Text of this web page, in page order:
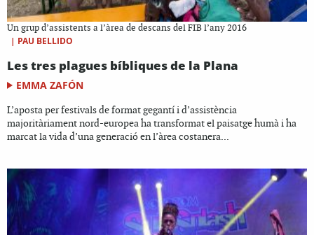
Un grup d’assistents a l’àrea de descans del FIB l’any 2016
| PAU BELLIDO
Les tres plagues bíbliques de la Plana
EMMA ZAFÓN
L’aposta per festivals de format gegantí i d’assistència
majoritàriament nord-europea ha transformat el paisatge humà i ha
marcat la vida d’una generació en l’àrea costanera...